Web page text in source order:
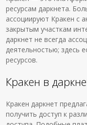
ресурсам даркнета.
ассоциируют Кракен с
закрытым участкам
даркнет не всегда
деятельностью; здесь
ресурсов.
Кракен в
Кракен даркнет
получить доступ к